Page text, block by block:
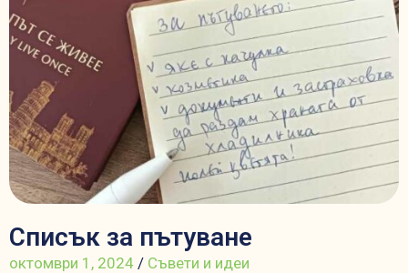
Списък за пътуване
октомври 1, 2024 / Съвети и идеи